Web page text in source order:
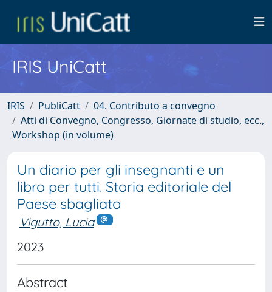
IRIS UniCatt
IRIS PubliCatt
04. Contributo a convegno
Atti di Convegno, Congresso, Giornate di studio, ecc.,
Workshop (in volume)
Un diario per gli insegnanti e un
libro per tutti. Storia editoriale del
Paese sbagliato
Vigutto, Lucia
2023
Abstract